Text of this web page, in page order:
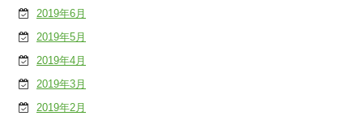
2019年6月
2019年5月
2019年4月
2019年3月
2019年2月